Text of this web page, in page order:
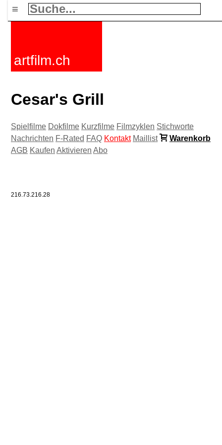
≡
artfilm.ch
Cesar's Grill
Spielfilme Dokfilme Kurzfilme Filmzyklen Stichworte
Nachrichten F-Rated FAQ Kontakt Maillist
Warenkorb
AGB Kaufen Aktivieren Abo
216.73.216.28